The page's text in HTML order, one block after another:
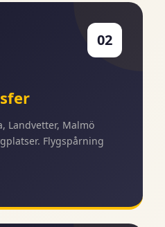
02
Landvetter, Malmö
Flygspårning